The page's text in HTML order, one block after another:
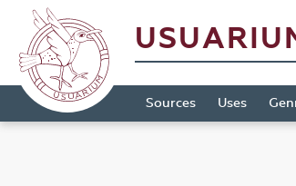
Sources Uses